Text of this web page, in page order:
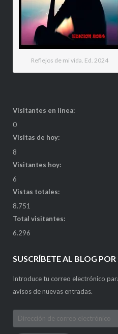
Reflejos de mi vida. Ed. 2024
Visitantes en línea:
0
Visitas de hoy:
8
Visitantes hoy:
6
Vistas totales:
8.751
Total visitantes:
6.296
SUSCRÍBETE AL BLOG
Introduce tu correo electrónico
avisos de nuevas entradas.
Dirección
de